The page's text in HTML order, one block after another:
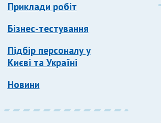
Приклади робіт
Бізнес-тестування
Підбір персоналу у
Києві та Україні
Новини